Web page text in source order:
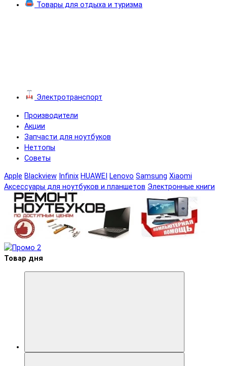
Товары для отдыха и туризма
Электротранспорт
Производители
Акции
Запчасти для ноутбуков
Неттопы
Советы
Apple Blackview Infinix HUAWEI Lenovo Samsung Xiaomi
Аксессуары для ноутбуков и планшетов Электронные книги
Товар дня